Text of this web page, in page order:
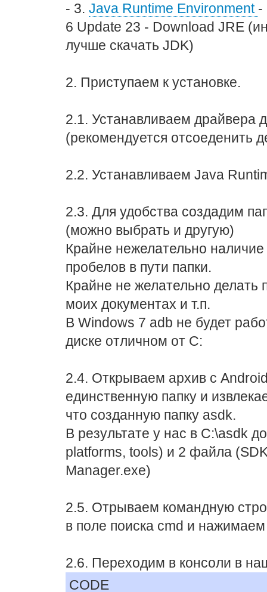
- 3. Java Runtime Environment -
6 Update 23 - Download JRE
лучше скачать JDK)
2. Приступаем к установке.
2.1. Устанавливаем драйвера
(рекомендуется отсоеденить
2.2. Устанавливаем Java
2.3. Для удобства создадим
(можно выбрать и другую)
Крайне нежелательно
пробелов в пути папки.
Крайне не желательно делать
моих документах и т.п.
В Windows 7 adb не будет
диске отличном от C:
2.4. Открываем архив с
единственную папку и
что созданную папку asdk.
В результате у нас в C:\asdk
platforms, tools) и 2 файла
Manager.exe)
2.5. Отрываем командную
в поле поиска cmd и
2.6. Переходим в консоли в
CODE